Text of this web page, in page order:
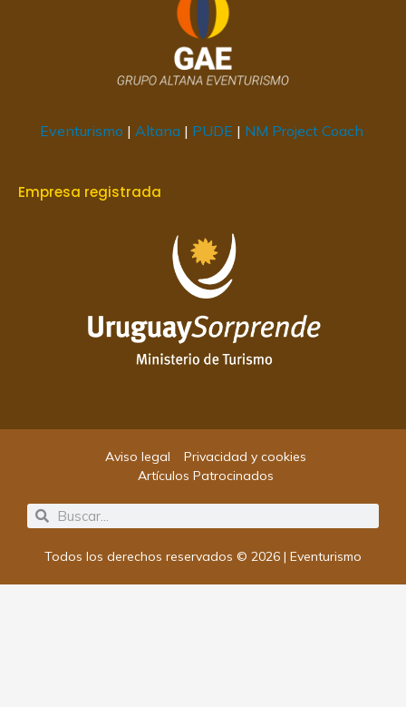
Eventurismo | Altana | PUDE | NM Project Coach
Empresa registrada
Todos los derechos reservados © 2026 | Eventurismo
SearchSearch
Aviso legal
Privacidad y cookies
Artículos Patrocinados